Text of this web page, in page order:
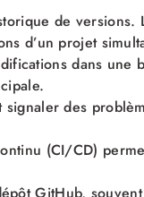
de
d’un projet
dans une
des
(CI/CD)
GitHub,